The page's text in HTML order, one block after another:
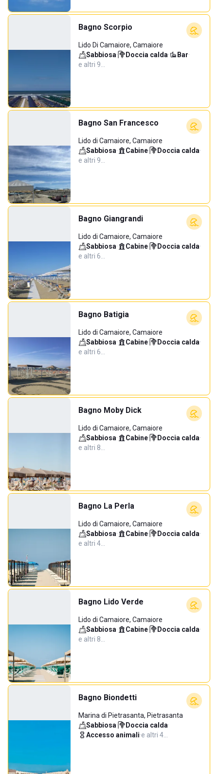
Bagno Scorpio
Lido Di Camaiore, Camaiore
Sabbiosa· Doccia calda· Bar·
e altri 9…
Bagno San Francesco
Lido di Camaiore, Camaiore
Sabbiosa· Cabine· Doccia calda·
e altri 9…
Bagno Giangrandi
Lido di Camaiore, Camaiore
Sabbiosa· Cabine· Doccia calda·
e altri 6…
Bagno Batigia
Lido di Camaiore, Camaiore
Sabbiosa· Cabine· Doccia calda·
e altri 6…
Bagno Moby Dick
Lido di Camaiore, Camaiore
Sabbiosa· Cabine· Doccia calda·
e altri 8…
Bagno La Perla
Lido di Camaiore, Camaiore
Sabbiosa· Cabine· Doccia calda·
e altri 4…
Bagno Lido Verde
Lido di Camaiore, Camaiore
Sabbiosa· Cabine· Doccia calda·
e altri 8…
Bagno Biondetti
Marina di Pietrasanta, Pietrasanta
Sabbiosa· Doccia calda·
Accesso animali·e altri 4…